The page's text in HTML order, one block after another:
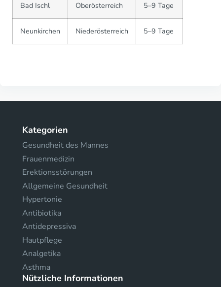
Bad Ischl Oberösterreich 5–9 Tage
Neunkirchen Niederösterreich 5–9 Tage
Kategorien
Gesundheit des Mannes
Frauenmedizin
Erektionsstörungen
Allgemeine Gesundheit
Hypertonie
Antibiotika
Antidepressiva
Hautpflege
Analgetika
Asthma
Nützliche Informationen